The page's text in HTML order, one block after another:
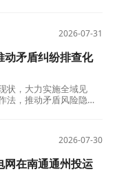
2026-07-31
动矛盾纠纷排查化
状，大力实施全域见
法，推动矛盾风险隐患
2026-07-30
网在南通通州投运